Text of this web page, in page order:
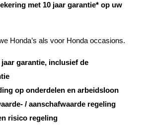
met 10 jaar garantie* op uw
Honda’s als voor Honda occasions.
jaar garantie, inclusief de
op onderdelen en arbeidsloon
/ aanschafwaarde regeling
risico regeling